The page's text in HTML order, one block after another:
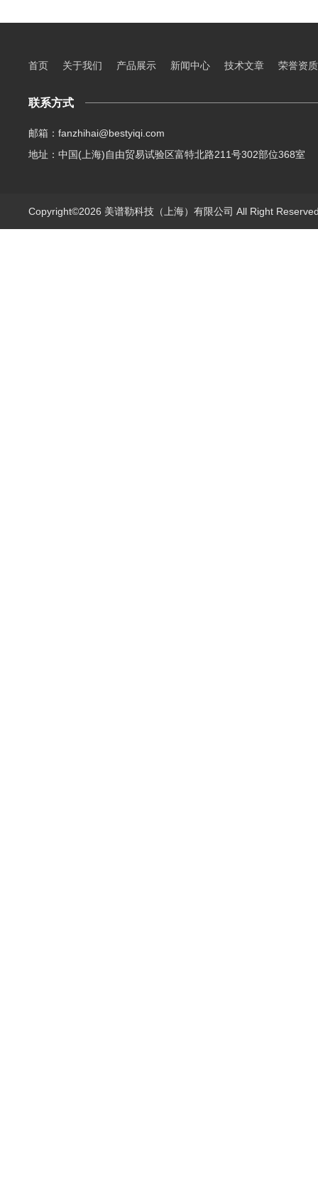
首页 关于我们 产品展示 新闻中心 技术文章 荣誉资质
联系方式
邮箱：fanzhihai@bestyiqi.com
地址：中国(上海)自由贸易试验区富特北路211号302部位368室
Copyright©2026 美谱勒科技（上海）有限公司 All Right